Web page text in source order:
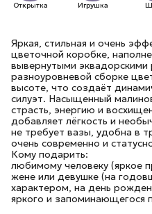
Открытка Игрушка
Яркая, стильная и очень
цветочной коробке,
вывернутыми эквадорскими
разноуровневой сборке
высоте, что создаёт
силуэт. Насыщенный
страсть, энергию и
добавляет лёгкость и
не требует вазы, удобна в
очень современно и
Кому подарить:
любимому человеку (яркое
жене или девушке (на
характером, на день
яркого и запоминающегося